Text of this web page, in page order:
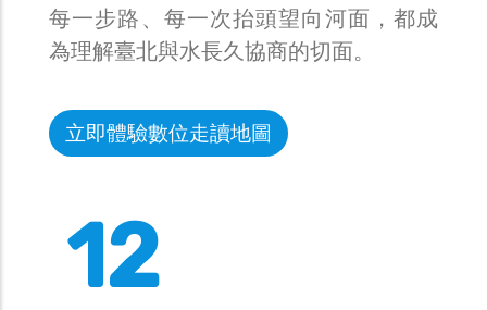
每一步路、每一次抬頭望向河面，都成
為理解臺北與水長久協商的切面。
立即體驗數位走讀地圖
12